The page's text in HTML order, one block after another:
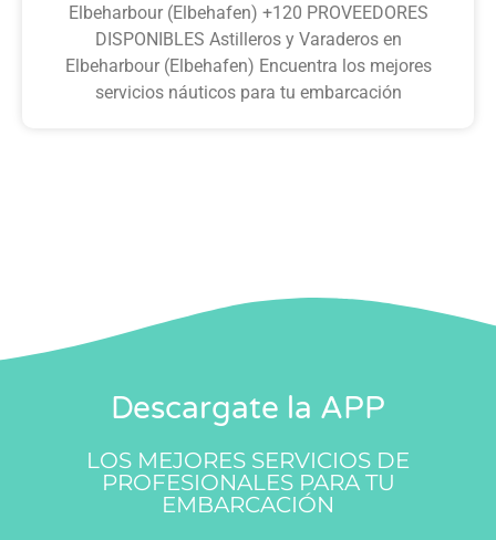
Elbeharbour (Elbehafen) +120 PROVEEDORES
DISPONIBLES Astilleros y Varaderos en
Elbeharbour (Elbehafen) Encuentra los mejores
servicios náuticos para tu embarcación
Descargate la APP
LOS MEJORES SERVICIOS DE
PROFESIONALES PARA TU
EMBARCACIÓN